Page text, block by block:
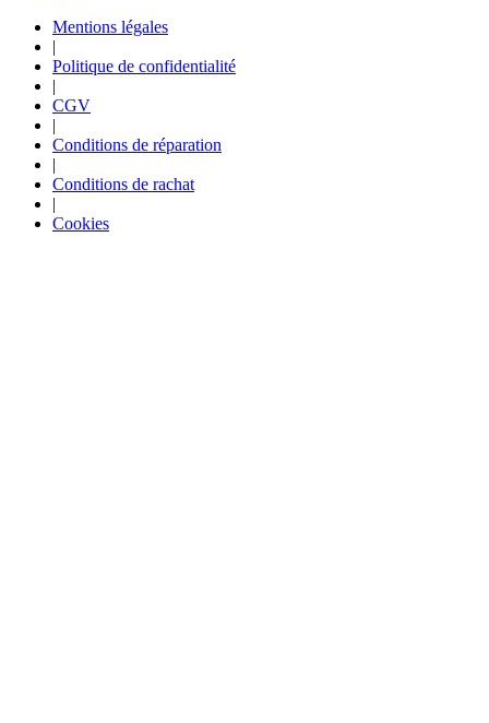
Mentions légales
|
Politique de confidentialité
|
CGV
|
Conditions de réparation
|
Conditions de rachat
|
Cookies